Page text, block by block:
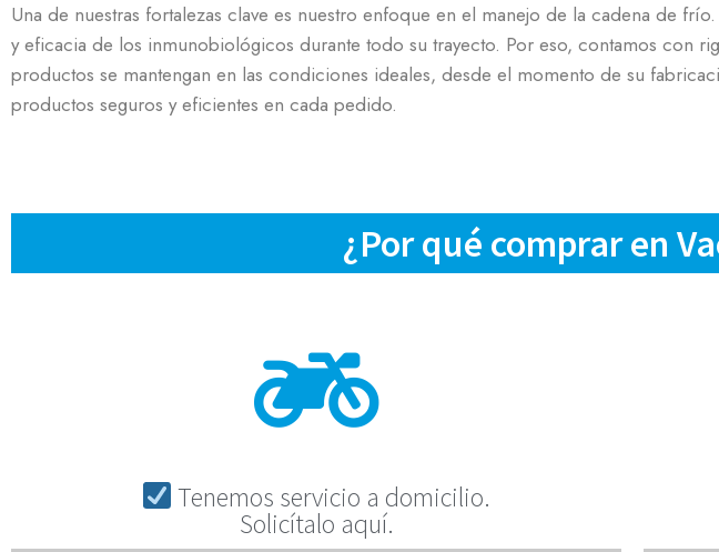
Una de nuestras fortalezas clave es nuestro enfoque en el manejo de la cadena de
y eficacia de los inmunobiológicos durante todo su trayecto. Por eso, contamos con
productos se mantengan en las condiciones ideales, desde el momento de su
productos seguros y eficientes en cada pedido.
¿Por qué comprar en
Tenemos servicio a domicilio.
Solicítalo aquí.